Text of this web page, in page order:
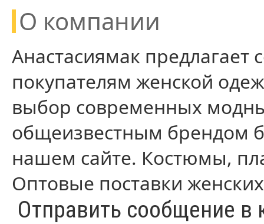
О компании
Анастасиямак предлагает
покупателям женской
выбор современных
общеизвестным брендом
нашем сайте. Костюмы,
Оптовые поставки
Отправить сообщение